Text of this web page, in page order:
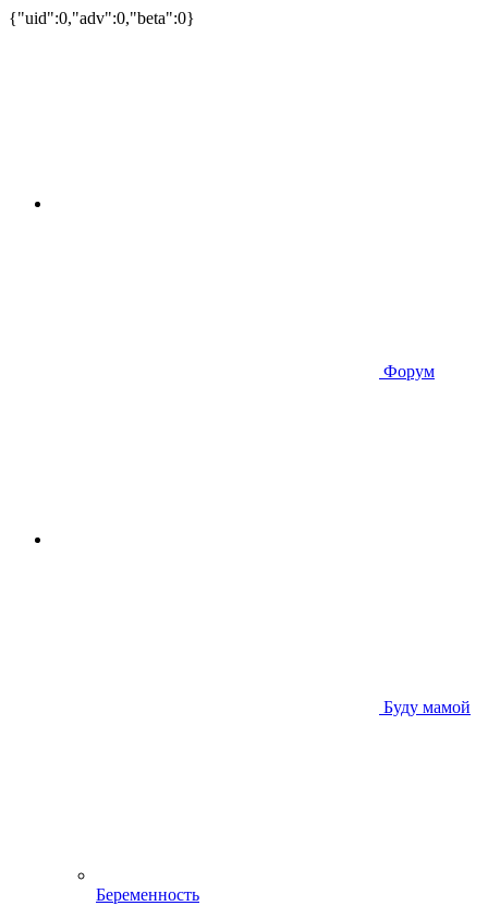
{"uid":0,"adv":0,"beta":0}
Форум
Буду мамой
Беременность